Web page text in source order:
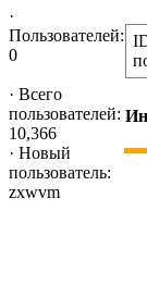
·
Пользователей:
0
· Всего
пользователей:
10,366
· Новый
пользователь:
zxwvm